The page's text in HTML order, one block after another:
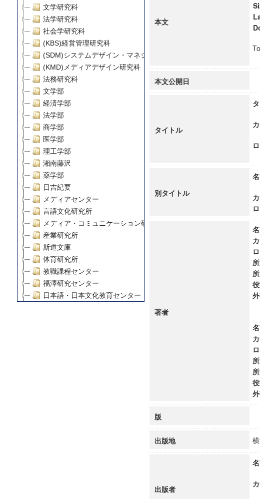
文学研究科
法学研究科
社会学研究科
(KBS)経営管理研究科
(SDM)システムデザイン・マネジメント研究科
(KMD)メディアデザイン研究科
法務研究科
文学部
経済学部
法学部
商学部
医学部
理工学部
湘南藤沢
薬学部
日吉紀要
メディアセンター
言語文化研究所
メディア・コミュニケーション研究所
産業研究所
斯道文庫
体育研究所
教職課程センター
福澤研究センター
日本語・日本文化教育センター
慶應義塾大学グローバルCOEプログラム市民社会ガバナンス教育研
慶應義塾大学グローバルCOEプログラム論理と感性の先端的教育研
博士課程教育リーディングプログラム「超成熟社会発展のサイエンス
本文
本文公開日
タイトル
別タイトル
著者
版
出版地
出版者